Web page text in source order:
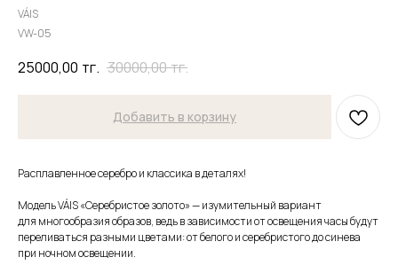
VÁIS
VW-05
25000,00 тг. 30000,00тг.
Добавить в корзину
Расплавленное серебро и классика в деталях!
Модель VÁIS «Серебристое золото» — изумительный вариант
для многообразия образов, ведь в зависимости от освещения часы будут
переливаться разными цветами: от белого и серебристого до синева
при ночном освещении.